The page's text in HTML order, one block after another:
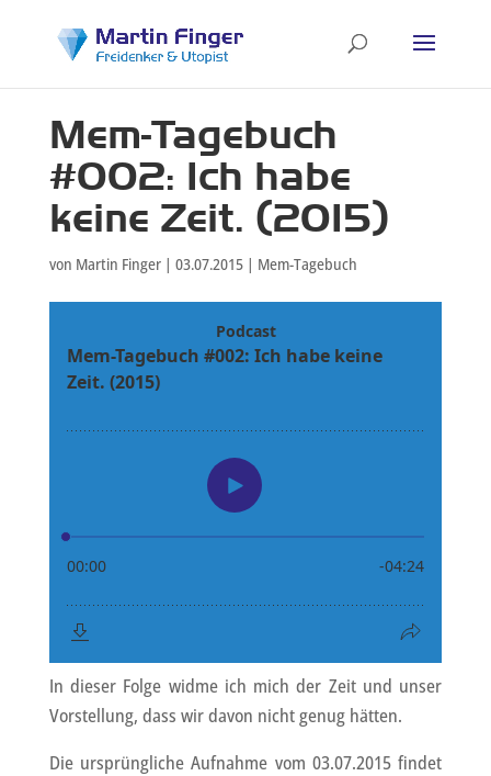
Mem-Tagebuch
#002: Ich habe
keine Zeit. (2015)
von Martin Finger| 03.07.2015| Mem-Tagebuch
In dieser Folge widme ich mich der Zeit und unser
Vorstellung, dass wir davon nicht genug hätten.
Die ursprüngliche Aufnahme vom 03.07.2015 findet